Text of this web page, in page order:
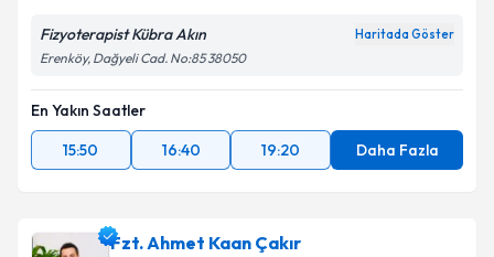
Fizyoterapist Kübra Akın Haritada Göster
Erenköy, Dağyeli Cad. No:85 38050
En Yakın Saatler
15:50
16:40 19:20 Daha Fazla
Fzt. Ahmet Kaan Çakır